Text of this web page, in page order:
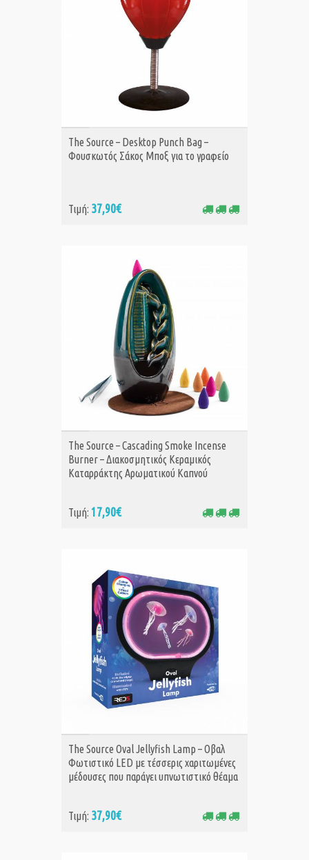
ΑΓΟΡΑ
The Source – Desktop Punch Bag –
Φουσκωτός Σάκος Μποξ για το γραφείο
Τιμή: 37,90€
ΑΓΟΡΑ
The Source – Cascading Smoke Incense
Burner – Διακοσμητικός Κεραμικός
Καταρράκτης Αρωματικού Καπνού
Τιμή: 17,90€
ΑΓΟΡΑ
The Source Oval Jellyfish Lamp – Οβαλ
Φωτιστικό LED με τέσσερις χαριτωμένες
μέδουσες που παράγει υπνωτιστικό θέαμα
Τιμή: 37,90€